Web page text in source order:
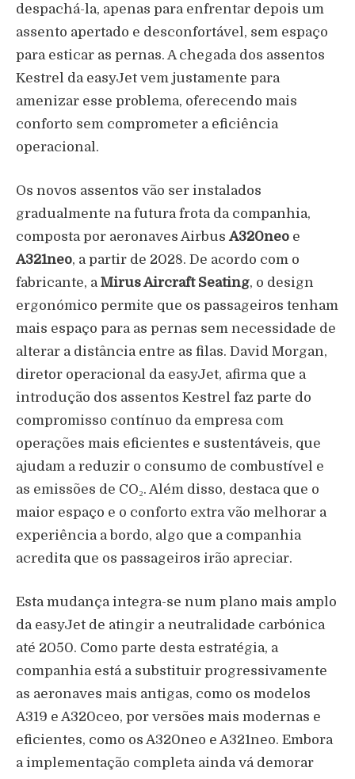
despachá-la, apenas para enfrentar depois um
assento apertado e desconfortável, sem espaço
para esticar as pernas. A chegada dos assentos
Kestrel da easyJet vem justamente para
amenizar esse problema, oferecendo mais
conforto sem comprometer a eficiência
operacional.
Os novos assentos vão ser instalados
gradualmente na futura frota da companhia,
composta por aeronaves AirbusA320neo e
A321neo, a partir de 2028. De acordo com o
fabricante, aMirus Aircraft Seating, o design
ergonómico permite que os passageiros tenham
mais espaço para as pernas sem necessidade de
alterar a distância entre as filas. David Morgan,
diretor operacional da easyJet, afirma que a
introdução dos assentos Kestrel faz parte do
compromisso contínuo da empresa com
operações mais eficientes e sustentáveis, que
ajudam a reduzir o consumo de combustível e
as emissões de CO₂. Além disso, destaca que o
maior espaço e o conforto extra vão melhorar a
experiência a bordo, algo que a companhia
acredita que os passageiros irão apreciar.
Esta mudança integra-se num plano mais amplo
da easyJet de atingir a neutralidade carbónica
até 2050. Como parte desta estratégia, a
companhia está a substituir progressivamente
as aeronaves mais antigas, como os modelos
A319 e A320ceo, por versões mais modernas e
eficientes, como os A320neo e A321neo. Embora
a implementação completa ainda vá demorar